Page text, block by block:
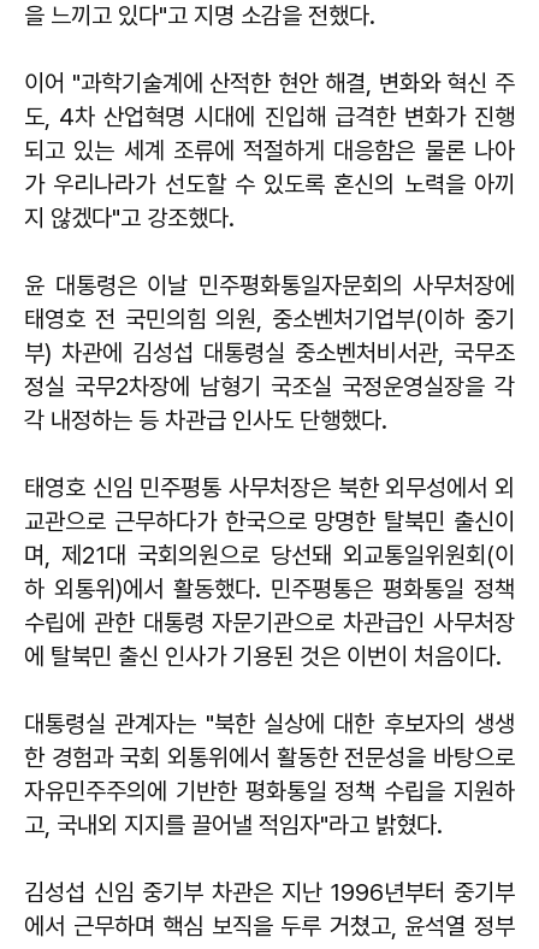
을 느끼고 있다"고 지명 소감을 전했다.
이어 "과학기술계에 산적한 현안 해결, 변화와 혁신 주
도, 4차 산업혁명 시대에 진입해 급격한 변화가 진행
되고 있는 세계 조류에 적절하게 대응함은 물론 나아
가 우리나라가 선도할 수 있도록 혼신의 노력을 아끼
지 않겠다"고 강조했다.
윤 대통령은 이날 민주평화통일자문회의 사무처장에
태영호 전 국민의힘 의원, 중소벤처기업부(이하 중기
부) 차관에 김성섭 대통령실 중소벤처비서관, 국무조
정실 국무2차장에 남형기 국조실 국정운영실장을 각
각 내정하는 등 차관급 인사도 단행했다.
태영호 신임 민주평통 사무처장은 북한 외무성에서 외
교관으로 근무하다가 한국으로 망명한 탈북민 출신이
며, 제21대 국회의원으로 당선돼 외교통일위원회(이
하 외통위)에서 활동했다. 민주평통은 평화통일 정책
수립에 관한 대통령 자문기관으로 차관급인 사무처장
에 탈북민 출신 인사가 기용된 것은 이번이 처음이다.
대통령실 관계자는 "북한 실상에 대한 후보자의 생생
한 경험과 국회 외통위에서 활동한 전문성을 바탕으로
자유민주주의에 기반한 평화통일 정책 수립을 지원하
고, 국내외 지지를 끌어낼 적임자"라고 밝혔다.
김성섭 신임 중기부 차관은 지난 1996년부터 중기부
에서 근무하며 핵심 보직을 두루 거쳤고, 윤석열 정부